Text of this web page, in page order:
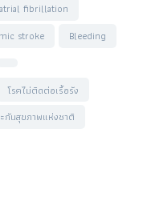
fibrillation
stroke
Bleeding
โรคไม่ติดต่อเรื้อรัง
กันสุขภาพแห่งชาติ